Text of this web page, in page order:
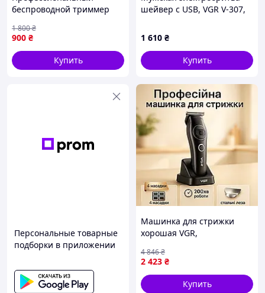
Частота оборотов мотора:9000 об./минуту
Тип питания: Аккумулятор;
Индикация остатка заряда в процентах;
Тип аккумулятора:
беспроводной триммер
машинка для стрижки
волос в салон CI-79
900 ₴
1 800₴
Купить
шейвер с USB, VGR V-307,
Аккумуляторная бритва /
Триммер для лица
1 610 ₴
Купить
Персональные товарные
подборки в приложении
Машинка для стрижки
хорошая VGR,
машинка для стрижки
волос головы NA-38
2 423 ₴
4 846₴
Купить